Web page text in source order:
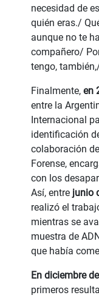
necesidad de
quién eras./
aunque no te
compañero/
tengo,
Finalmente, en
entre la
Internacional
identificación
colaboración
Forense,
con los
Así, entre junio
realizó el
mientras se
muestra de
que había
En diciembre
primeros